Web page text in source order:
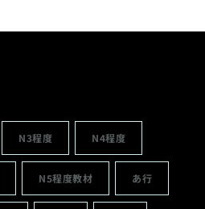
N3程度 N4程度
N5程度教材 あ行